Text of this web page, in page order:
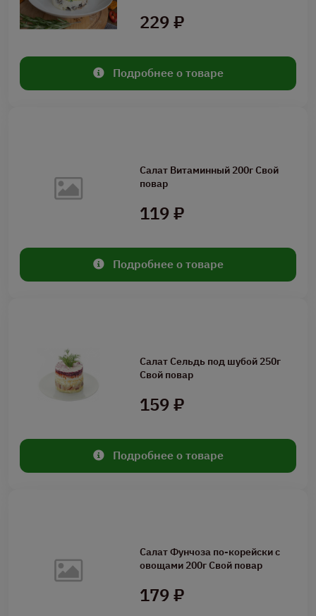
229 ₽
Подробнее о товаре
Салат Витаминный 200г Свой
повар
119 ₽
Подробнее о товаре
Салат Сельдь под шубой 250г
Свой повар
159 ₽
Подробнее о товаре
Салат Фунчоза по-корейски с
овощами 200г Свой повар
179 ₽